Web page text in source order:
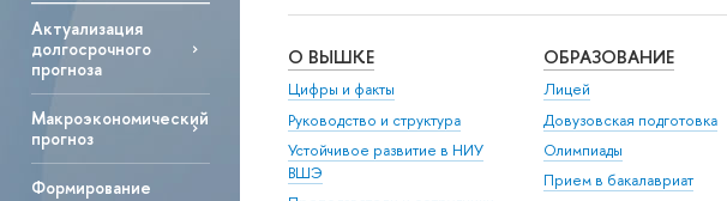
Актуализация
долгосрочного
прогноза
Макроэкономический
прогноз
Формирование
О ВЫШКЕ
Цифры и факты
Руководство и структура
Устойчивое развитие в НИУ
ВШЭ
ОБРАЗОВАНИЕ
Лицей
Довузовская подготовка
Олимпиады
Прием в бакалавриат